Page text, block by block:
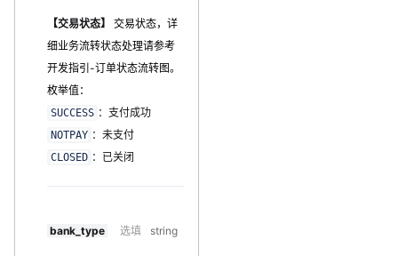
【交易状态】
交易状态，详
细业务流转状态处理请参考
开发指引-订单状态流转图。
枚举值：
SUCCESS ：支付成功
NOTPAY ：未支付
CLOSED ：已关闭
bank_type 选填 string